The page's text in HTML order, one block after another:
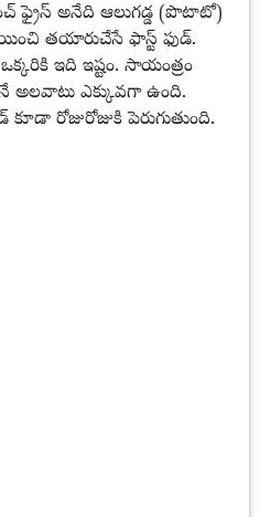
ఫ్రైస్ అనేది ఆలుగడ్డ (పొటాటో)
తయారుచేసే ఫాస్ట్ ఫుడ్.
ఇది ఇష్టం. సాయంత్రం
ఎక్కువగా ఉంది.
రోజురోజుకి పెరుగుతుంది.